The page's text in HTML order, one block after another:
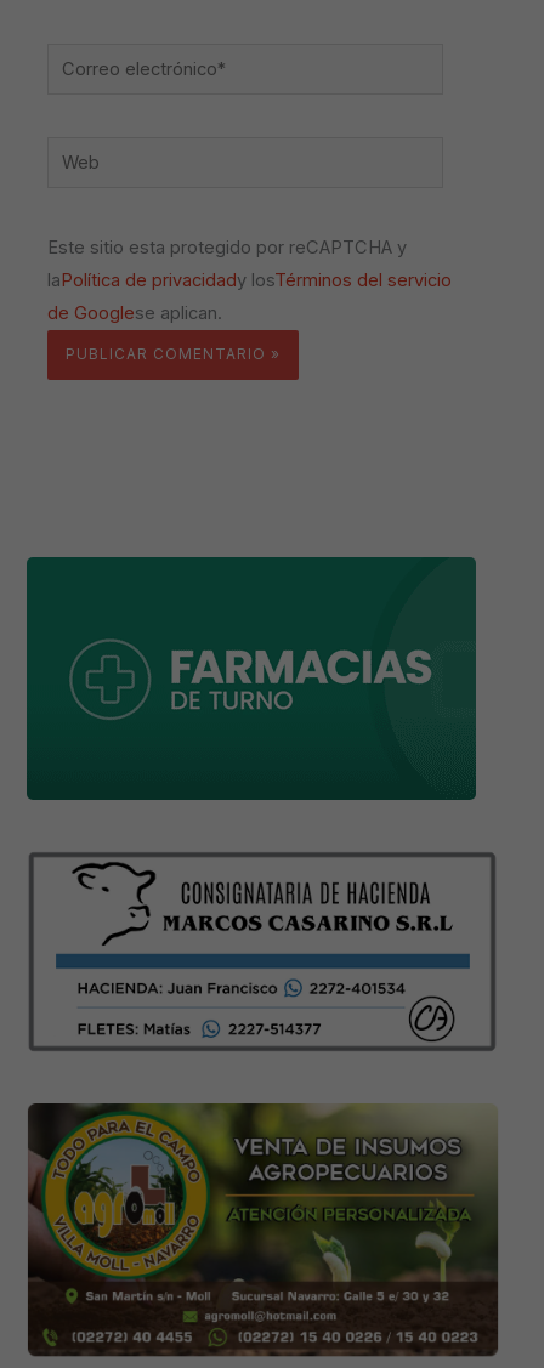
Correo
Web
Este sitio esta protegido por reCAPTCHA y
laPolítica de privacidady losTérminos del servicio
de Googlese aplican.